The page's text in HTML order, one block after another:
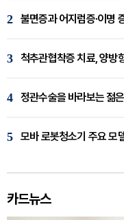
2
3
4 정관수술을 바라보는 젊
5 모바 로봇청소기 주요 모
카드뉴스